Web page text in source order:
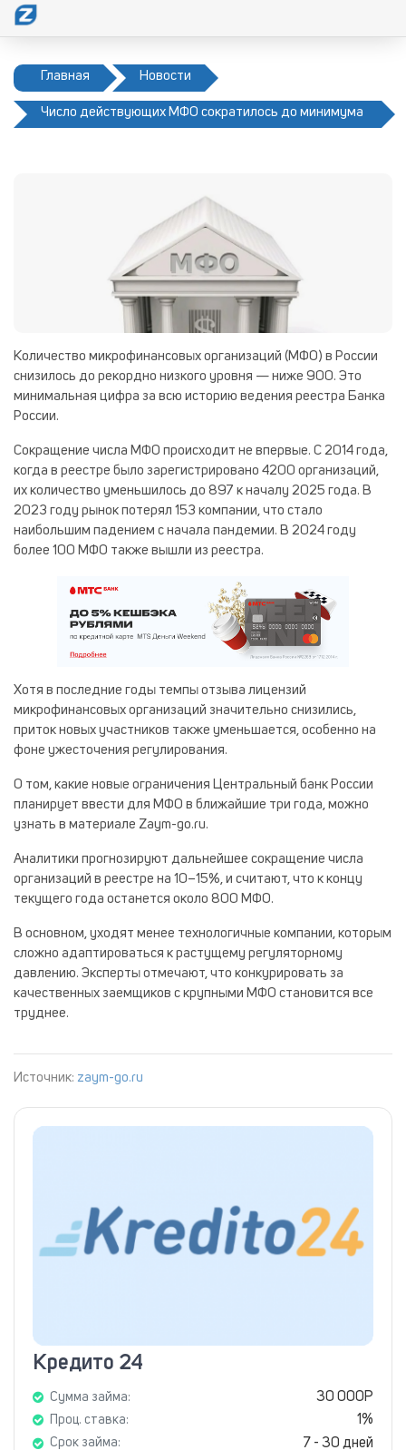
Главная Новости
Число действующих МФО сократилось до минимума
Количество микрофинансовых организаций (МФО) в России
снизилось до рекордно низкого уровня — ниже 900. Это
минимальная цифра за всю историю ведения реестра Банка
России.
Сокращение числа МФО происходит не впервые. С 2014 года,
когда в реестре было зарегистрировано 4200 организаций,
их количество уменьшилось до 897 к началу 2025 года. В
2023 году рынок потерял 153 компании, что стало
наибольшим падением с начала пандемии. В 2024 году
более 100 МФО также вышли из реестра.
Хотя в последние годы темпы отзыва лицензий
микрофинансовых организаций значительно снизились,
приток новых участников также уменьшается, особенно на
фоне ужесточения регулирования.
О том, какие новые ограничения Центральный банк России
планирует ввести для МФО в ближайшие три года, можно
узнать в материале Zaym-go.ru.
Аналитики прогнозируют дальнейшее сокращение числа
организаций в реестре на 10–15%, и считают, что к концу
текущего года останется около 800 МФО.
В основном, уходят менее технологичные компании, которым
сложно адаптироваться к растущему регуляторному
давлению. Эксперты отмечают, что конкурировать за
качественных заемщиков с крупными МФО становится все
труднее.
Источник: zaym-go.ru
Кредито 24
Сумма займа: 30 000Р
Проц. ставка: 1%
Срок займа: 7 - 30 дней